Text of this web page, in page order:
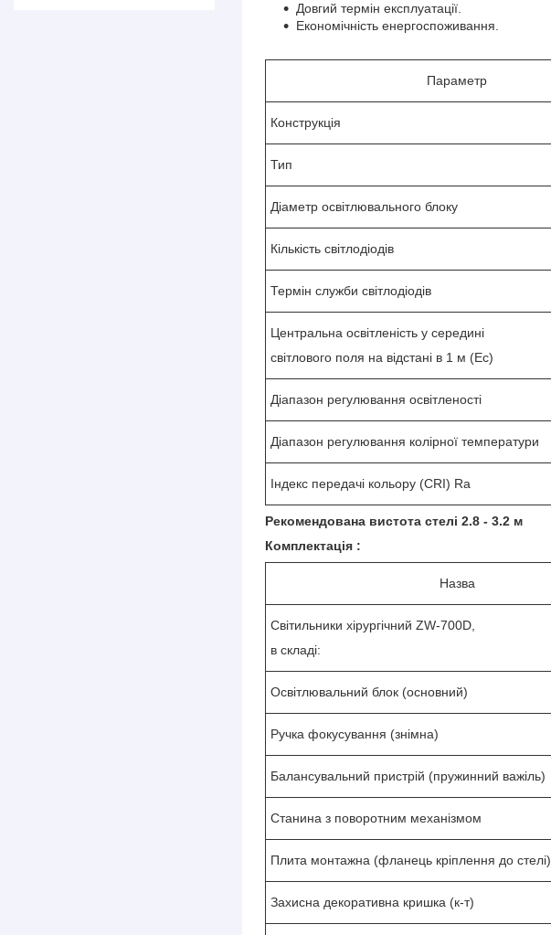
Довгий термін експлуатації.
Економічність енергоспоживання.
Параметр
Конструкція
Тип
Діаметр освітлювального блоку
Кількість світлодіодів
Термін служби світлодіодів
Центральна освітленість у середині
світлового поля на відстані в 1 м (Ec)
Діапазон регулювання освітленості
Діапазон регулювання колірної температури
Індекс передачі кольору (CRI) Ra
Рекомендована вистота стелі 2.8 - 3.2 м
Комплектація :
Назва
Світильники хірургічний ZW-700D,
в складі:
Освітлювальний блок (основний)
Ручка фокусування (знімна)
Балансувальний пристрій (пружинний важіль)
Станина з поворотним механізмом
Плита монтажна (фланець кріплення до стелі)
Захисна декоративна кришка (к-т)